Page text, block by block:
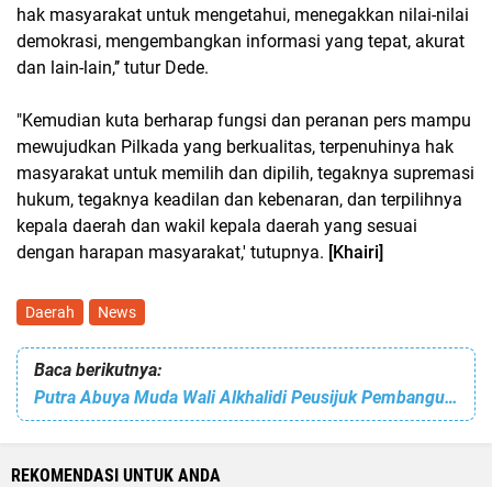
hak masyarakat untuk mengetahui, menegakkan nilai-nilai
demokrasi, mengembangkan informasi yang tepat, akurat
dan lain-lain,’’ tutur Dede.
"Kemudian kuta berharap fungsi dan peranan pers mampu
mewujudkan Pilkada yang berkualitas, terpenuhinya hak
masyarakat untuk memilih dan dipilih, tegaknya supremasi
hukum, tegaknya keadilan dan kebenaran, dan terpilihnya
kepala daerah dan wakil kepala daerah yang sesuai
dengan harapan masyarakat,' tutupnya. [Khairi]
Daerah News
Baca berikutnya:
Putra Abuya Muda Wali Alkhalidi Peusijuk Pembangunan DATAQU Imam Syafii
REKOMENDASI UNTUK ANDA